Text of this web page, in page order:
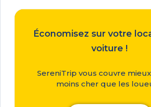
Économisez sur votre
voiture !
SereniTrip vous couvre
moins cher que les